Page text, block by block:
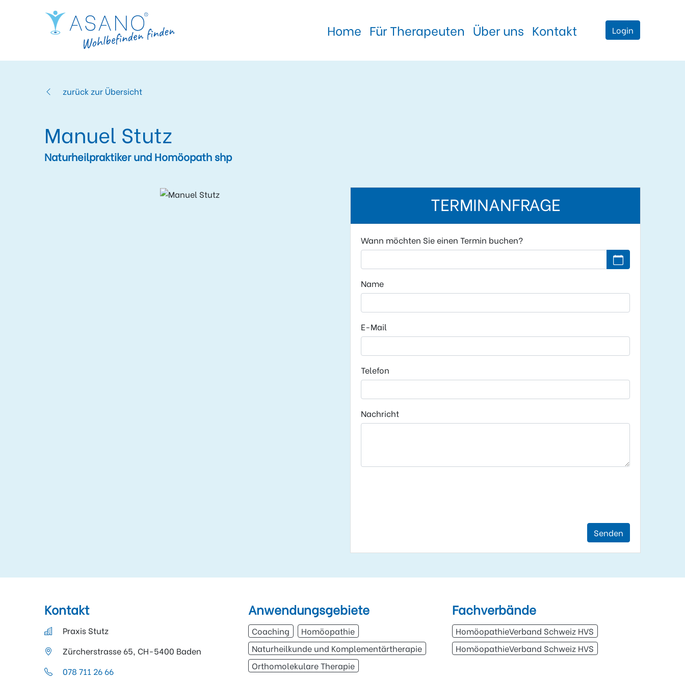
Home Für Therapeuten Über uns Kontakt Login
zurück zur Übersicht
Manuel Stutz
Naturheilpraktiker und Homöopath shp
TERMINANFRAGE
Wann möchten Sie einen Termin buchen?
Kein Datum
Name
E-Mail
Telefon
Nachricht
Senden
Kontakt
Praxis Stutz
Zürcherstrasse 65, CH-5400 Baden
078 711 26 66
Anwendungsgebiete
Coaching
Homöopathie
Naturheilkunde und Komplementärtherapie
Orthomolekulare Therapie
Fachverbände
HomöopathieVerband Schweiz HVS
HomöopathieVerband Schweiz HVS